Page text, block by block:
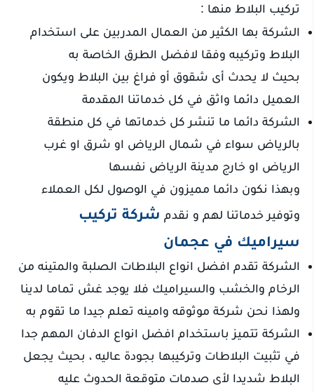
تركيب البلاط منها :
الشركة بها الكثير من العمال المدربين على استخدام
البلاط وتركيبه وفقا لافضل الطرق الخاصة به
بحيث لا يحدث أى شقوق أو فراغ بين البلاط ويكون
العميل دائما واثق في كل خدماتنا المقدمة
الشركة دائما ما تنشر كل خدماتها في كل منطقة
بالرياض سواء في شمال الرياض او شرق او غرب
الرياض او خارج مدينة الرياض نفسها
وبهذا نكون دائما مميزون في الوصول لكل العملاء
وتوفير خدماتنا لهم و نقدم شركة تركيب
سيراميك في عجمان
الشركة تقدم افضل انواع البلاطات الصلبة والمتينه من
الرخام والخشب والسيراميك فلا يوجد غش تماما لدينا
ولهذا نحن شركة موثوقه وامينه تعلم جيدا ما تقوم به
الشركة تتميز باستخدام افضل انواع الدفان المهم جدا
في تثبيت البلاطات وتركيبها بجودة عاليه ، بحيث يجعل
البلاط شديدا لأى صدمات متوقعة الحدوث عليه